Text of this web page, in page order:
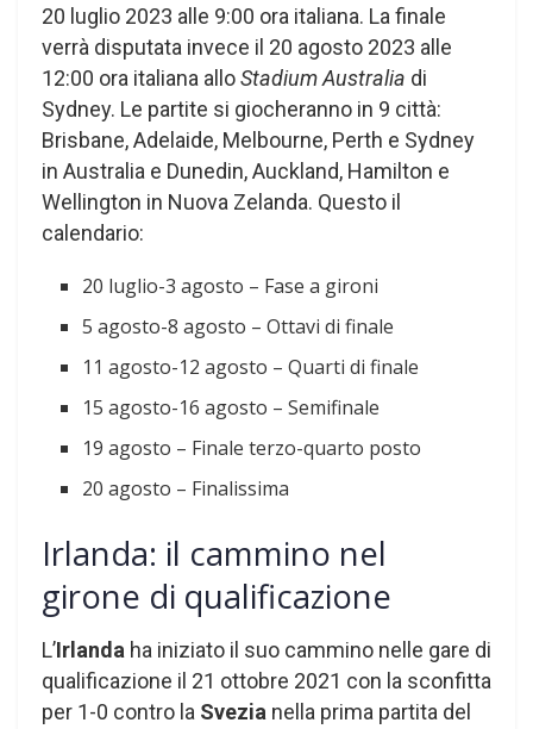
20 luglio 2023 alle 9:00 ora italiana. La finale
verrà disputata invece il 20 agosto 2023 alle
12:00 ora italiana alloStadium Australia di
Sydney. Le partite si giocheranno in 9 città:
Brisbane, Adelaide, Melbourne, Perth e Sydney
in Australia e Dunedin, Auckland, Hamilton e
Wellington in Nuova Zelanda. Questo il
calendario:
20 luglio-3 agosto – Fase a gironi
5 agosto-8 agosto – Ottavi di finale
11 agosto-12 agosto – Quarti di finale
15 agosto-16 agosto – Semifinale
19 agosto – Finale terzo-quarto posto
20 agosto – Finalissima
Irlanda: il cammino nel
girone di qualificazione
L’Irlanda ha iniziato il suo cammino nelle gare di
qualificazione il 21 ottobre 2021 con la sconfitta
per 1-0 contro la Svezia nella prima partita del